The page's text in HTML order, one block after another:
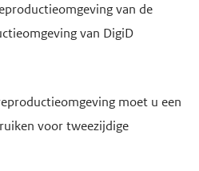
van de
van DigiD
moet u een
voor tweezijdige